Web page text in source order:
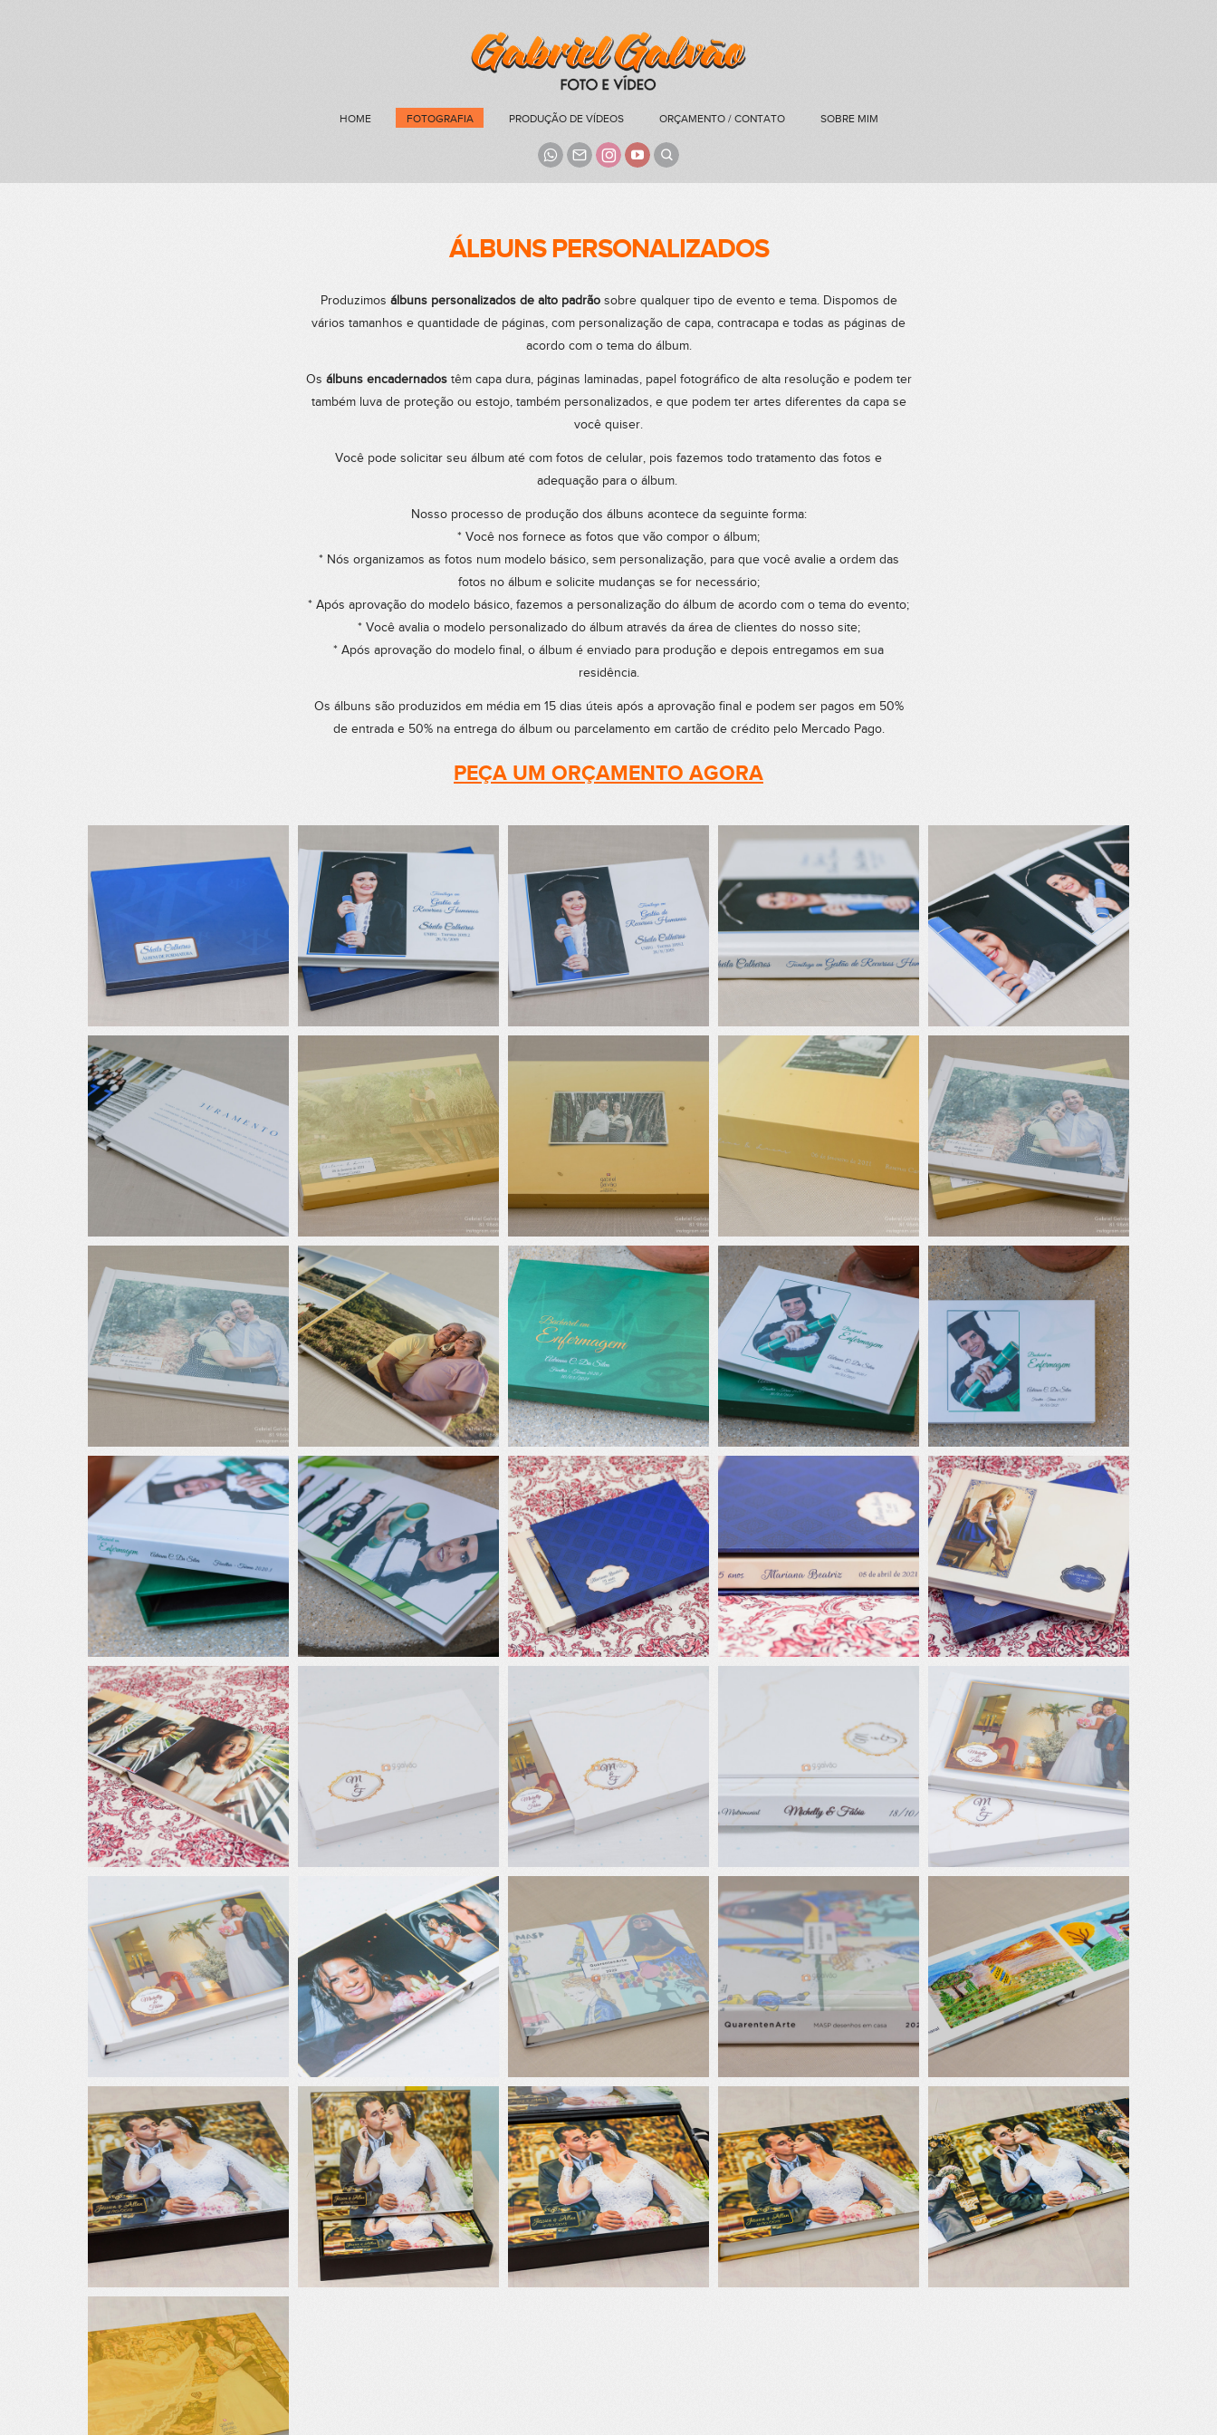
HOME FOTOGRAFIA PRODUÇÃO DE VÍDEOS ORÇAMENTO / CONTATO SOBRE MIM
ÁLBUNS PERSONALIZADOS
Produzimos álbuns personalizados de alto padrãosobre qualquer tipo de evento e tema. Dispomos de
vários tamanhos e quantidade de páginas, com personalização de capa, contracapa e todas as páginas de
acordo com o tema do álbum.
Os álbuns encadernadostêm capa dura, páginas laminadas, papel fotográfico de alta resolução e podem ter
também luva de proteção ou estojo, também personalizados, e que podem ter artes diferentes da capa se
você quiser.
Você pode solicitar seu álbum até com fotos de celular, pois fazemos todo tratamento das fotos e
adequação para o álbum.
Nosso processo de produção dos álbuns acontece da seguinte forma:
* Você nos fornece as fotos que vão compor o álbum;
* Nós organizamos as fotos num modelo básico, sem personalização, para que você avalie a ordem das
fotos no álbum e solicite mudanças se for necessário;
* Após aprovação do modelo básico, fazemos a personalização do álbum de acordo com o tema do evento;
* Você avalia o modelo personalizado do álbum através da área de clientes do nosso site;
* Após aprovação do modelo final, o álbum é enviado para produção e depois entregamos em sua
residência.
Os álbuns são produzidos em média em 15 dias úteis após a aprovação final e podem ser pagos em 50%
de entrada e 50% na entrega do álbum ou parcelamento em cartão de crédito pelo Mercado Pago.
PEÇA UM ORÇAMENTO AGORA